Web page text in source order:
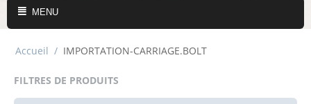
MENU
Accueil / IMPORTATION-CARRIAGE.BOLT
FILTRES DE PRODUITS